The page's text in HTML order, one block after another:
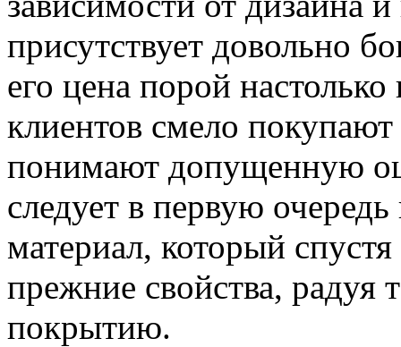
присутствует довольно
его цена порой
клиентов смело покупают
понимают допущенную
следует в первую
материал, который
прежние свойства, радуя
покрытию.